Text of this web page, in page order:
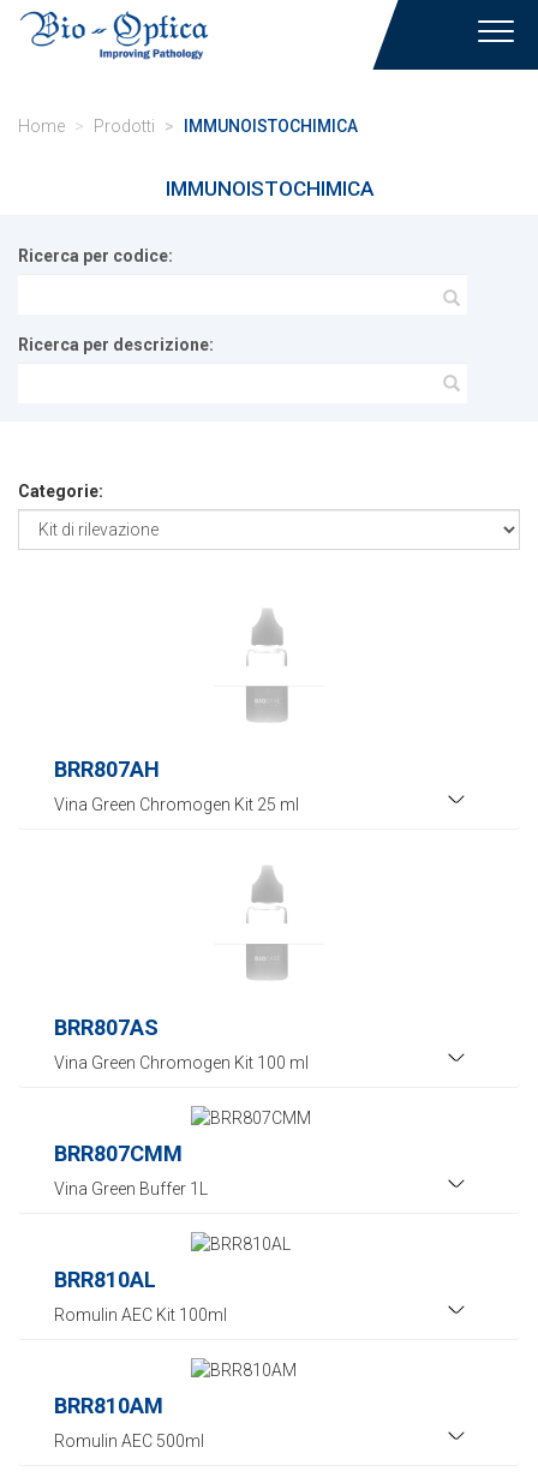
Home Prodotti IMMUNOISTOCHIMICA
IMMUNOISTOCHIMICA
Ricerca per codice:
Ricerca per descrizione:
Categorie:
BRR807AH
Vina Green Chromogen Kit 25 ml
BRR807AS
Vina Green Chromogen Kit 100 ml
BRR807CMM
Vina Green Buffer 1L
BRR810AL
Romulin AEC Kit 100ml
BRR810AM
Romulin AEC 500ml